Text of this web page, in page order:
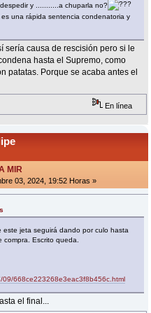
y ...........a chuparla no?
una rápida sentencia condenatoria y
sería causa de rescisión pero si le
hasta el Supremo, como
patatas. Porque se acaba antes el
En línea
MIR
03, 2024, 19:52 Horas »
jeta seguirá dando por culo hasta
Escrito queda.
09/668ce223268e3eac3f8b456c.html
el final...